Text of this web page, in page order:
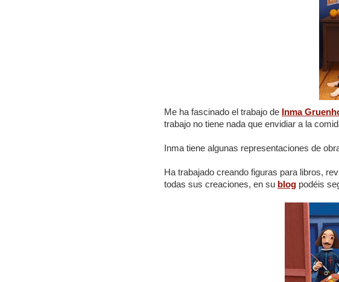
Me ha fascinado el trabajo de Inma
trabajo no tiene nada que envidiar a la
Inma tiene algunas representaciones de
Ha trabajado creando figuras para libros,
todas sus creaciones, en su blog podéis